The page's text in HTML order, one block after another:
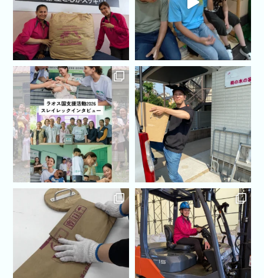
イト及びサービス、又は懸賞や販売促進活動などを通し
て個人情報を収集している企業等は、当社とは独立した
個々のプライバシーに関しての規約やデータの収集規約
を定めています。当社は、これらの独立した第三者の規
約や活動に対していかなる義務や責任も負いません。
9.個人情報の取扱いの変更及び通知
当社は、本個人情報の取扱いについての内容を、当社の
営業上の必要性、新法令の施行、既存法令の改正その他
の事情により、事前の予告なく変更することがありま
す。変更した場合は、本ウェブサイトに掲示し、お知ら
せします。 ご利用の際には本ページの最新の内容をご
確認ください。
個人情報、保有個人データ等の取扱いに関するご要望・
ご質問等は、下記連絡先までお問い合せください。
日本リユースシステム株式会社
個人情報保護管理者 山田正人
〒141-0022
東京都品川区東五反田1-7-11 AIOS五反田アネックス
307
メールでのお問い合わせはこちらから
toiawase@tokutoku-shop.jp
10.個人情報の管理者及び開示・訂正・削除
会員様の個人情報の管理者の所属、連絡先及び、会員様